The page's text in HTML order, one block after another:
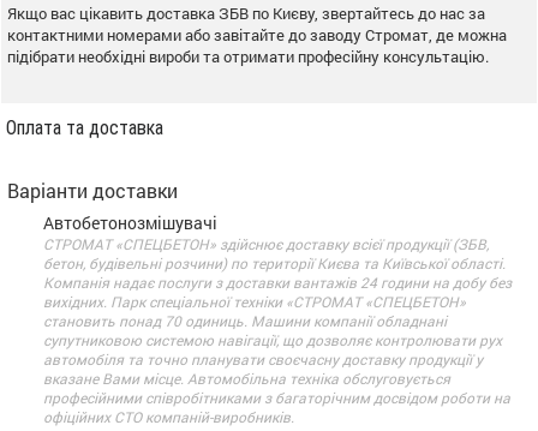
Якщо вас цікавить доставка ЗБВ по Києву, звертайтесь до нас за
контактними номерами або завітайте до заводу Стромат, де можна
підібрати необхідні вироби та отримати професійну консультацію.
Оплата та доставка
Варіанти доставки
Автобетонозмішувачі
СТРОМАТ «СПЕЦБЕТОН» здійснює доставку всієї продукції (ЗБВ,
бетон, будівельні розчини) по території Києва та Київської області.
Компанія надає послуги з доставки вантажів 24 години на добу без
вихідних. Парк спеціальної техніки «СТРОМАТ «СПЕЦБЕТОН»
становить понад 70 одиниць. Машини компанії обладнані
супутниковою системою навігації, що дозволяє контролювати рух
автомобіля та точно планувати своєчасну доставку продукції у
вказане Вами місце. Автомобільна техніка обслуговується
професійними співробітниками з багаторічним досвідом роботи на
офіційних СТО компаній-виробників.